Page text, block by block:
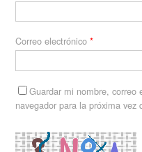
Correo electrónico*
Guardar mi nombre, correo
navegador para la próxima vez